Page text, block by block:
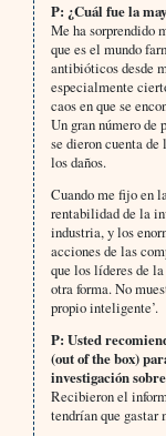
P: ¿Cuál fue la
Me ha sorprendido
que es el mundo
antibióticos desde
especialmente
caos en que se
Un gran número de
se dieron cuenta
los daños.
Cuando me fijo en
rentabilidad de la
industria, y los
acciones de las
que los líderes de
otra forma. No
propio inteligente’.
P: Usted
(out of the box)
investigación
Recibieron el
tendrían que gastar